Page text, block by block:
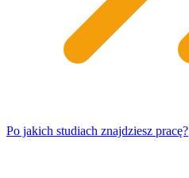
Po jakich studiach znajdziesz pracę?